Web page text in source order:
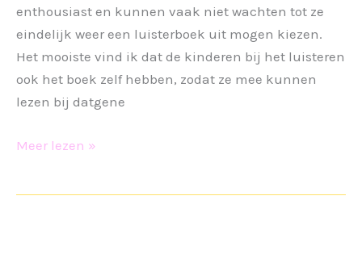
enthousiast en kunnen vaak niet wachten tot ze
eindelijk weer een luisterboek uit mogen kiezen.
Het mooiste vind ik dat de kinderen bij het luisteren
ook het boek zelf hebben, zodat ze mee kunnen
lezen bij datgene
QR-
Meer lezen »